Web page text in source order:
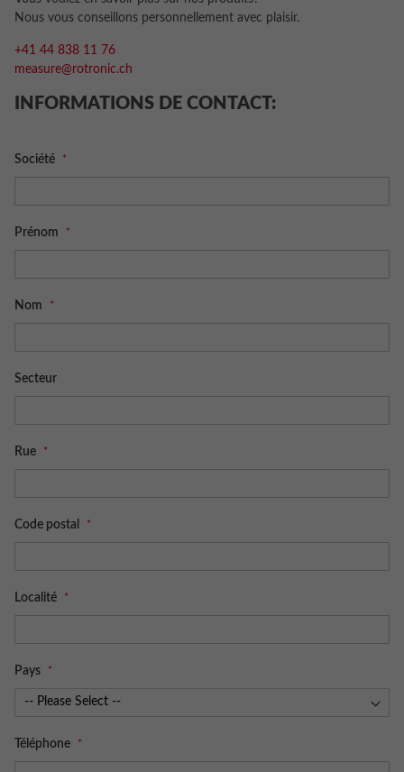
Nous vous conseillons personnellement avec plaisir.
+41 44 838 11 76
measure@rotronic.ch
INFORMATIONS DE CONTACT:
Société
Prénom
Nom
Secteur
Rue
Code postal
Localité
Pays
Téléphone